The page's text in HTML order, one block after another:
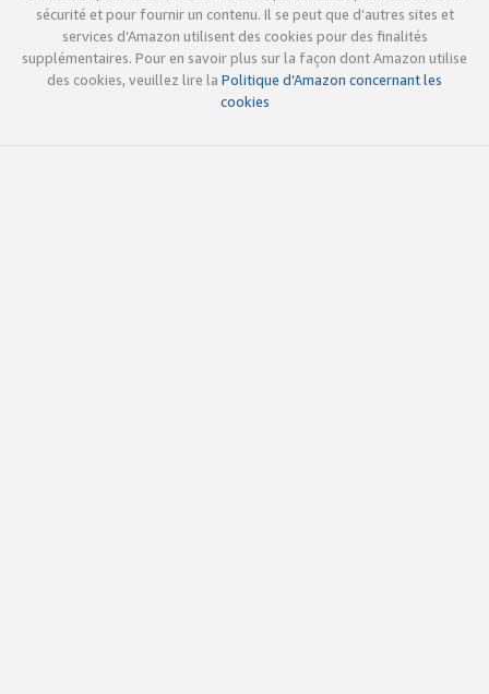
sécurité et pour fournir un contenu. Il se peut que d’autres sites et
services d’Amazon utilisent des cookies pour des finalités
supplémentaires. Pour en savoir plus sur la façon dont Amazon utilise
des cookies, veuillez lire la Politique d’Amazon concernant les
cookies